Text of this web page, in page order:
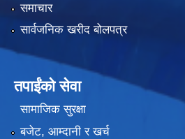
समाचार
सार्वजनिक खरीद बोलपत्र
तपाईंको सेवा
सामाजिक सुरक्षा
बजेट, आम्दानी र खर्च